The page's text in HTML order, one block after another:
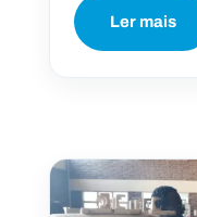
Ler mais